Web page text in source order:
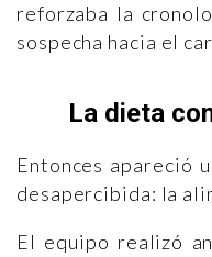
reforzaba la
sospecha hacia el
La dieta
Entonces apareció
desapercibida: la
El equipo realizó